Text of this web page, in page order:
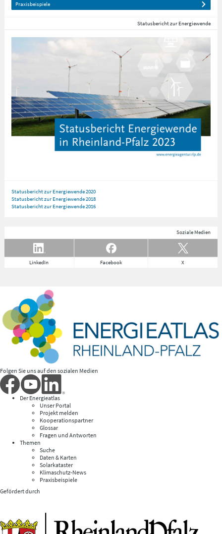
Praxisbeispiele
Statusbericht zur Energiewende
Statusbericht zur Energiewende 2020
Statusbericht zur Energiewende 2018
Statusbericht zur Energiewende 2016
Soziale Medien
LinkedIn Facebook X
Folgen Sie uns auf den sozialen Medien
Der Energieatlas
Unser Portal
Projekt melden
Kooperationspartner
Glossar
Fragen und Antworten
Themen
Suche
Daten & Karten
Solarkataster
Klimaschutz-News
Praxisbeispiele
Gefördert durch